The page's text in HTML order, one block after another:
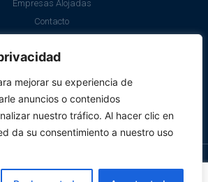
mejorar su experiencia de
anuncios o contenidos
nuestro tráfico. Al hacer clic en
da su consentimiento a nuestro uso
Empresas Alojadas
Contacto
Aviso Legal
Política de Cookies
SII
© Promálaga 2026